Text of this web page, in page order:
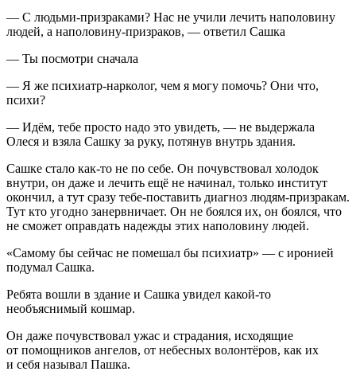
— С людьми-призраками? Нас не учили лечить наполовину
людей, а наполовину-призраков, — ответил Сашка
— Ты посмотри сначала
— Я же психиатр-нарколог, чем я могу помочь? Они что,
психи?
— Идём, тебе просто надо это увидеть, — не выдержала
Олеся и взяла Сашку за руку, потянув внутрь здания.
Сашке стало как-то не по себе. Он почувствовал холодок
внутри, он даже и лечить ещё не начинал, только институт
окончил, а тут сразу тебе-поставить диагноз людям-призракам.
Тут кто угодно занервничает. Он не боялся их, он боялся, что
не сможет оправдать надежды этих наполовину людей.
«Самому бы сейчас не помешал бы психиатр» — с иронией
подумал Сашка.
Ребята вошли в здание и Сашка увидел какой-то
необъяснимый кошмар.
Он даже почувствовал ужас и страдания, исходящие
от помощников ангелов, от небесных волонтёров, как их
и себя называл Пашка.